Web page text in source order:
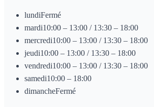
lundiFermé
mardi10:00 – 13:00 / 13:30 – 18:00
mercredi10:00 – 13:00 / 13:30 – 18:00
jeudi10:00 – 13:00 / 13:30 – 18:00
vendredi10:00 – 13:00 / 13:30 – 18:00
samedi10:00 – 18:00
dimancheFermé